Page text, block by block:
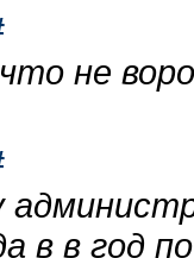
не
в в год